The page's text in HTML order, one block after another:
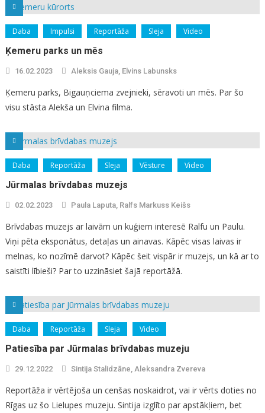
Daba Impulsi Reportāža Sleja Video
Ķemeru parks un mēs
16.02.2023 Aleksis Gauja, Elvins Labunsks
Ķemeru parks, Bigauņciema zvejnieki, sēravoti un mēs. Par šo
visu stāsta Alekša un Elvina filma.
Daba Reportāža Sleja Vēsture Video
Jūrmalas brīvdabas muzejs
02.02.2023 Paula Laputa, Ralfs Markuss Keišs
Brīvdabas muzejs ar laivām un kuģiem interesē Ralfu un Paulu.
Viņi pēta eksponātus, detaļas un ainavas. Kāpēc visas laivas ir
melnas, ko nozīmē darvot? Kāpēc šeit vispār ir muzejs, un kā ar to
saistīti lībieši? Par to uzzināsiet šajā reportāžā.
Daba Reportāža Sleja Video
Patiesība par Jūrmalas brīvdabas muzeju
29.12.2022 Sintija Stalidzāne, Aleksandra Zvereva
Reportāža ir vērtējoša un cenšas noskaidrot, vai ir vērts doties no
Rīgas uz šo Lielupes muzeju. Sintija izglīto par apstākļiem, bet